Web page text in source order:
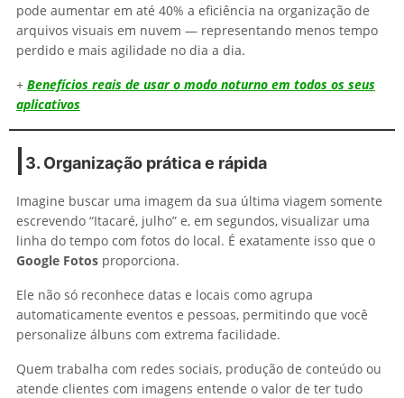
pode aumentar em até 40% a eficiência na organização de
arquivos visuais em nuvem — representando menos tempo
perdido e mais agilidade no dia a dia.
+ Benefícios reais de usar o modo noturno em todos os seus
aplicativos
3. Organização prática e rápida
Imagine buscar uma imagem da sua última viagem somente
escrevendo “Itacaré, julho” e, em segundos, visualizar uma
linha do tempo com fotos do local. É exatamente isso que o
Google Fotos proporciona.
Ele não só reconhece datas e locais como agrupa
automaticamente eventos e pessoas, permitindo que você
personalize álbuns com extrema facilidade.
Quem trabalha com redes sociais, produção de conteúdo ou
atende clientes com imagens entende o valor de ter tudo